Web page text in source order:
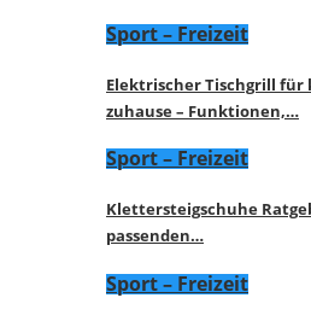
Sport – Freizeit
Elektrischer Tischgrill für
zuhause – Funktionen,…
Sport – Freizeit
Klettersteigschuhe
passenden…
Sport – Freizeit